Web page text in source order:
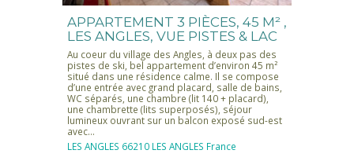
APPARTEMENT 3 PIÈCES, 45 M² ,
LES ANGLES, VUE PISTES & LAC
Au coeur du village des Angles, à deux pas des
pistes de ski, bel appartement d’environ 45 m²
situé dans une résidence calme. Il se compose
d’une entrée avec grand placard, salle de bains,
WC séparés, une chambre (lit 140 + placard),
une chambrette (lits superposés), séjour
lumineux ouvrant sur un balcon exposé sud-est
avec…
LES ANGLES 66210 LES ANGLES France